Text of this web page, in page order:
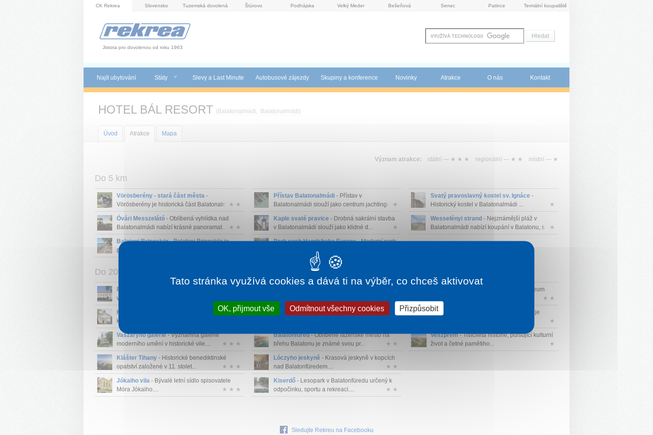
CK Rekrea Slovensko Tuzemská dovolená Štúrovo Podhájska Velký Meder Bešeňová Senec Patince Termální koupaliště
Jistota pro dovolenou od roku 1963
Najít ubytování Státy Slevy a Last Minute Autobusové zájezdy Skupiny a konference Novinky Atrakce O nás Kontakt
HOTEL BÁL RESORT ( Balatonalmádi, Balatonalmádi)
Úvod Atrakce Mapa
Význam atrakce: státní — ★ ★ ★ regionální — ★ ★ místní — ★
Do 5 km
Vörösberény - stará část města -
Vörösberény je historická část Balatonalmá...★ ★
Óvári Messzelátó - Oblíbená vyhlídka nad
Balatonalmádi nabízí krásné panoramat...
★ ★
Balatoni Bringakör- Balatoni Bringakör je
populární cyklotrasa kolem jezera Bala...
Přístav Balatonalmádi- Přístav v
Balatonalmádi slouží jako centrum jachtingu
★
Kaple svaté pravice - Drobná sakrální stavba
v Balatonalmádi slouží jako klidné d...
★
Park soch Handshake Europe- Moderní park
se sochami symbolizuje přátelství a spol...
Svatý pravoslavný kostel sv. Ignáce-
Historický kostel v Balatonalmádi ...
★
Wesselényi strand - Nejznámější pláž v
Balatonalmádi nabízí koupání v Balatonu, s...
★
Do 20 km
Panteon Balatonfüred
věnované významným osobnostem spojen...
Kulatý kostel
- Unikátní klasicistní kostel s
kruhovým půdorysem v centru...
Vaszaryho galerie- Významná galerie
moderního umění v historické vile....
★ ★ ★
Klášter Tihany - Historické benediktinské
opatství založené v 11. stolet...
★ ★ ★
Jókaiho vila - Bývalé letní sídlo spisovatele
Móra Jókaiho....
★ ★ ★
Tagore promenáda- Nejznámější pobřežní
Balatonfüred- Oblíbené lázeňské město na
břehu Balatonu je známé svou pr...
★ ★
Lóczyho jeskyně - Krasová jeskyně v kopcích
nad Balatonfüredem....
★ ★
Kiserdő- Lesopark v Balatonfüredu určený k
odpočinku, sportu a rekreaci....
★ ★
- Moderní interaktivní muzeum
★ ★
Vyhlídka Somlyó-hegyi
- Somlyó-hegy je
★
Veszprém- Tisíciletá historie, pulsující kulturní
život a četné pamětiho...
★
Sledujte Rekreu na Facebooku
Tato stránka využívá cookies a dává ti na výběr, co chceš aktivovat
OK, přijmout vše Odmítnout všechny cookies Přizpůsobit